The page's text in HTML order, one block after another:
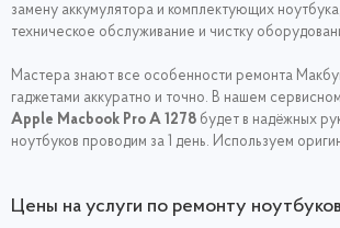
замену аккумулятора и комплектующих
техническое обслуживание и чистку
Мастера знают все особенности ремонта
гаджетами аккуратно и точно. В нашем
Apple Macbook Pro A 1278 будет в надёжных
ноутбуков проводим за 1 день. Используем
Цены на услуги по ремонту